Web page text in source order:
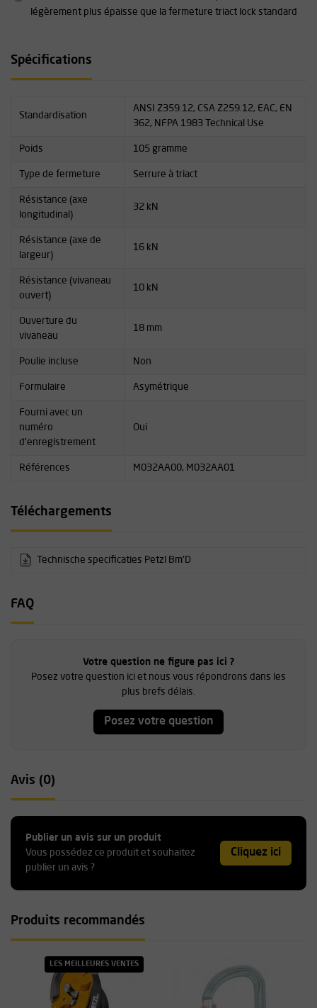
légèrement plus épaisse que la fermeture triact lock standard
Spécifications
Standardisation
ANSI Z359.12, CSA Z259.12, EAC, EN
362, NFPA 1983 Technical Use
Poids 105 gramme
Type de fermeture Serrure à triact
Résistance (axe
longitudinal)
32 kN
Résistance (axe de
largeur)
16 kN
Résistance (vivaneau
ouvert)
10 kN
Ouverture du
vivaneau
18 mm
Poulie incluse Non
Formulaire Asymétrique
Fourni avec un
numéro
d'enregistrement
Oui
Références M032AA00, M032AA01
Téléchargements
Technische specificaties Petzl Bm'D
FAQ
Votre question ne figure pas ici ?
Posez votre question ici et nous vous répondrons dans les
plus brefs délais.
Posez votre question
Avis (0)
Publier un avis sur un produit
Vous possédez ce produit et souhaitez
publier un avis ?
Cliquez ici
Produits recommandés
LES MEILLEURES VENTES